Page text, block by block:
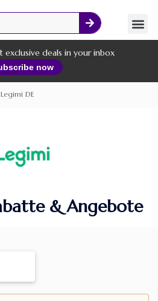
deals in your inbox
now
Legimi DE
& Angebote